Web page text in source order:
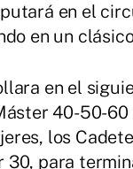
en el
en un
en el
40-50-60
los
para